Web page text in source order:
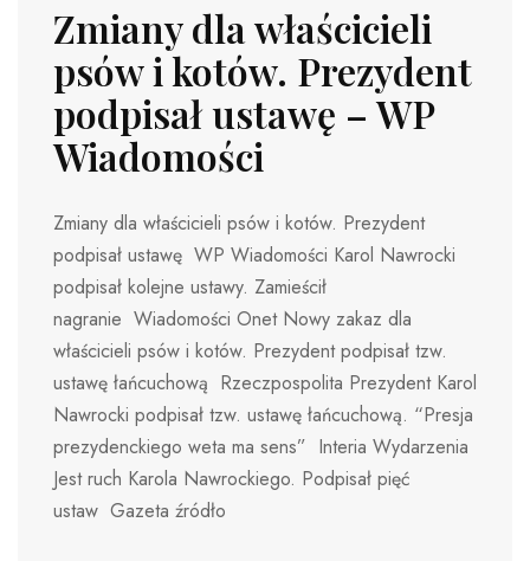
Zmiany dla właścicieli
psów i kotów. Prezydent
podpisał ustawę – WP
Wiadomości
Zmiany dla właścicieli psów i kotów. Prezydent
podpisał ustawę WP Wiadomości Karol Nawrocki
podpisał kolejne ustawy. Zamieścił
nagranie Wiadomości Onet Nowy zakaz dla
właścicieli psów i kotów. Prezydent podpisał tzw.
ustawę łańcuchową Rzeczpospolita Prezydent Karol
Nawrocki podpisał tzw. ustawę łańcuchową. “Presja
prezydenckiego weta ma sens” Interia Wydarzenia
Jest ruch Karola Nawrockiego. Podpisał pięć
ustaw Gazeta źródło